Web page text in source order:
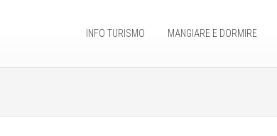
INFO TURISMO MANGIARE E DORMIRE